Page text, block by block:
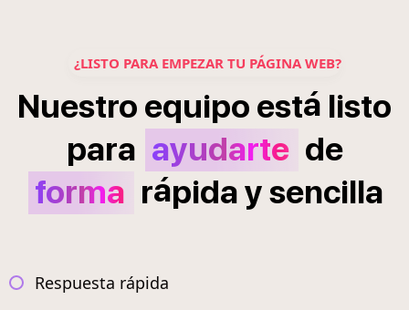
¿LISTO PARA EMPEZAR TU PÁGINA WEB?
Nuestro equipo está listo
para ayudarte de
forma rápidaysencilla
Respuesta rápida